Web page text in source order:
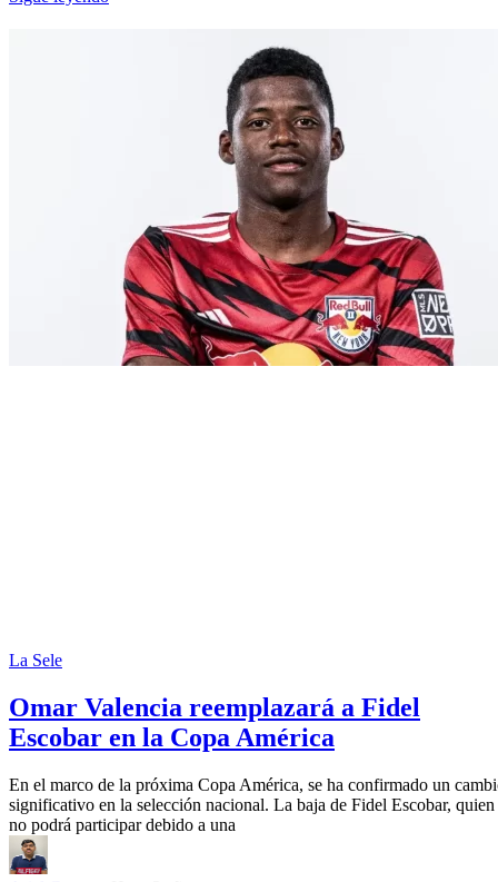
La Sele
Omar Valencia reemplazará a Fidel
Escobar en la Copa América
En el marco de la próxima Copa América, se ha confirmado un
significativo en la selección nacional. La baja de Fidel Escobar, quien
no podrá participar debido a una